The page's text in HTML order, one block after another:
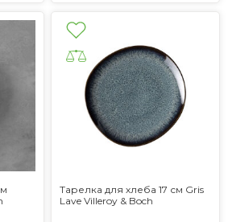
Тарелка для хлеба 17 см Gris
Lave Villeroy & Boch